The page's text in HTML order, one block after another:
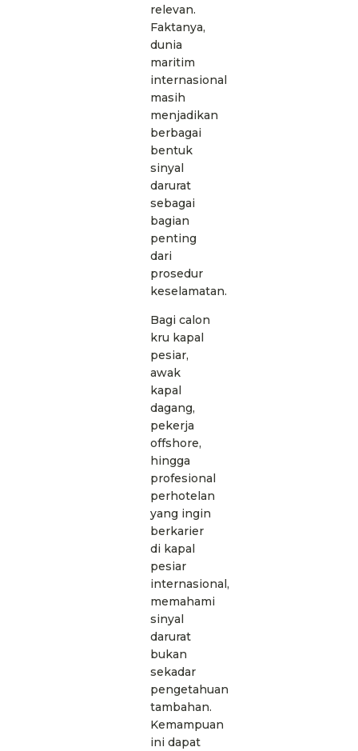
relevan.
Faktanya,
dunia
maritim
internasional
masih
menjadikan
berbagai
bentuk
sinyal
darurat
sebagai
bagian
penting
dari
prosedur
keselamatan.
Bagi calon
kru kapal
pesiar,
awak
kapal
dagang,
pekerja
offshore,
hingga
profesional
perhotelan
yang ingin
berkarier
di kapal
pesiar
internasional,
memahami
sinyal
darurat
bukan
sekadar
pengetahuan
tambahan.
Kemampuan
ini dapat